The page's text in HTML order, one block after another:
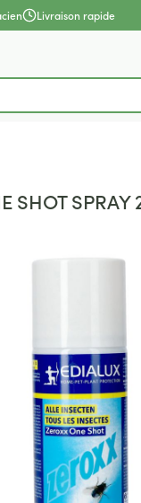
Livraison rapide
SHOT SPRAY